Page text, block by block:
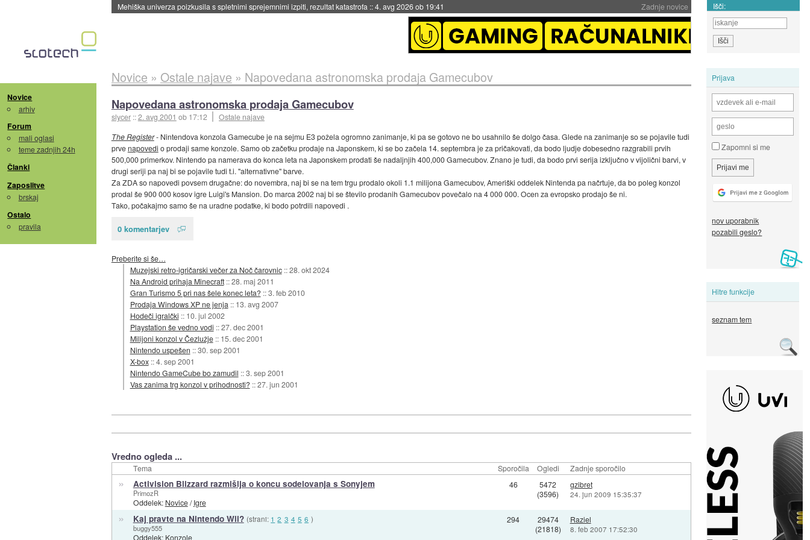
Zadnje novice
Mehiška univerza poizkusila s spletnimi sprejemnimi izpiti, rezultat katastrofa ::4. avg 2026 ob 19:41 Išči:
Novice
arhiv
Forum
mali oglasi
teme zadnjih 24h
Članki
Zaposlitve
brskaj
Ostalo
pravila
Prijava
Zapomni si me
nov uporabnik
pozabili geslo?
Hitre funkcije
seznam tem
Novice » Ostale najave » Napovedana astronomska prodaja Gamecubov
Napovedana astronomska prodaja Gamecubov
slycer ::2. avg 2001 ob 17:12
Ostale najave
The Register- Nintendova konzola Gamecube je na sejmu E3 požela ogromno zanimanje, ki pa se gotovo ne bo usahnilo še dolgo časa. Glede na zanimanje so se pojavile tudi
prvenapovedi o prodaji same konzole. Samo ob začetku prodaje na Japonskem, ki se bo začela 14. septembra je za pričakovati, da bodo ljudje dobesedno razgrabili prvih
500,000 primerkov. Nintendo pa namerava do konca leta na Japonskem prodati še nadaljnjih 400,000 Gamecubov. Znano je tudi, da bodo prvi serija izključno v vijolični barvi, v
drugi seriji pa naj bi se pojavile tudi t.i. "alternativne" barve.
Za ZDA so napovedi povsem drugačne: do novembra, naj bi se na tem trgu prodalo okoli 1.1 milijona Gamecubov, Ameriški oddelek Nintenda pa načrtuje, da bo poleg konzol
prodal še 900 000 kosov igre Luigi's Mansion. Do marca 2002 naj bi se število prodanih Gamecubov povečalo na 4 000 000. Ocen za evropsko prodajo še ni.
Tako, počakajmo samo še na uradne podatke, ki bodo potrdili napovedi .
0 komentarjev
Preberite si še…
Muzejski retro-igričarski večer za Noč čarovnic ::28. okt 2024
Na Android prihaja Minecraft ::28. maj 2011
Gran Turismo 5 pri nas šele konec leta? ::3. feb 2010
Prodaja Windows XP ne jenja :: 13. avg 2007
Hodeči igralčki :: 10. jul 2002
Playstation še vedno vodi ::27. dec 2001
Milijoni konzol v Čezlužje :: 15. dec 2001
Nintendo uspešen ::30. sep 2001
X-box ::4. sep 2001
Nintendo GameCube bo zamudil ::3. sep 2001
Vas zanima trg konzol v prihodnosti? ::27. jun 2001
Vredno ogleda ...
Tema Sporočila Ogledi Zadnje sporočilo
» Activision Blizzard razmišlja o koncu sodelovanja s Sonyjem
PrimozR
Oddelek: Novice/Igre
46
5472
(3596)
gzibret
24. jun 2009 15:35:37
» Kaj pravte na Nintendo Wii? (strani: 1 2 3 4 5 6 )
buggy555
Oddelek: Konzole
294
29474
(21818)
Raziel
8. feb 2007 17:52:30